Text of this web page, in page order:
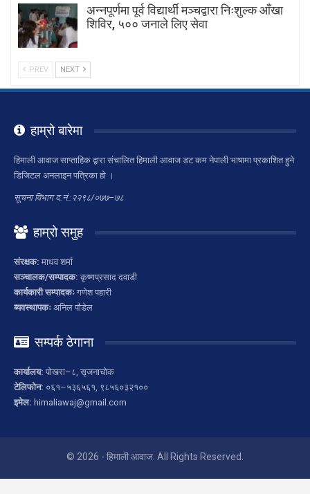
अन्नपूर्णमा पूर्व विद्यार्थी मञ्चद्वारा निःशुल्क आँखा
शिविर, ५०० जनाले लिए सेवा
PREV NEXT
हाम्रो बारेमा
हिमाली आवाज साप्ताहिक द्वारा संचालित हिमाली आवाज डट कम नेपाली भाषामा प्रकाशित हुने
डिजिटल अनलाइन पत्रिका हो ।
सूचना विभाग द.नं.:२२९८/०७७–७८
हाम्रो समुह
संरक्षक: माधव शर्मा
सञ्चालक/सम्पादक: कृष्णप्रसाद दवाडी
कार्यकारी सम्पादकः गणेश पहारी
ब्यवस्थापकः अनिल पौडेल
सम्पर्क ठेगाना
कार्यालय: पोखरा–८, सृजनाचोक
टेलिफोन: ०६१–५३६५६१, ९८५६०३२१००
इमेल: himaliawaj@gmail.com
© 2026 - हिमाली आवाज. All Rights Reserved.